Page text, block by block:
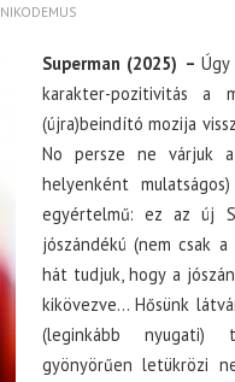
NIKODEMUS
Superman (2025) –
karakter-pozitivitás a
(újra)beindító mozija
No persze ne várjuk
helyenként
egyértelmű: ez az új
jószándékú (nem csak
hát tudjuk, hogy a
kikövezve… Hősünk
(leginkább nyugati)
gyönyörűen letükrözi